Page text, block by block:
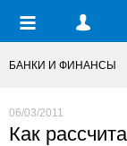
БАНКИ И ФИНАНСЫ
06/03/2011
Как